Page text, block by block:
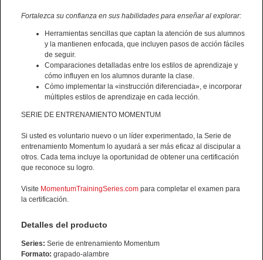
Fortalezca su confianza en sus habilidades para enseñar al explorar:
Herramientas sencillas que captan la atención de sus alumnos
y la mantienen enfocada, que incluyen pasos de acción fáciles
de seguir.
Comparaciones detalladas entre los estilos de aprendizaje y
cómo influyen en los alumnos durante la clase.
Cómo implementar la «instrucción diferenciada», e incorporar
múltiples estilos de aprendizaje en cada lección.
SERIE DE ENTRENAMIENTO MOMENTUM
Si usted es voluntario nuevo o un líder experimentado, la Serie de
entrenamiento Momentum lo ayudará a ser más eficaz al discipular a
otros. Cada tema incluye la oportunidad de obtener una certificación
que reconoce su logro.
Visite MomentumTrainingSeries.com para completar el examen para
la certificación.
Detalles del producto
Series: Serie de entrenamiento Momentum
Formato: grapado-alambre